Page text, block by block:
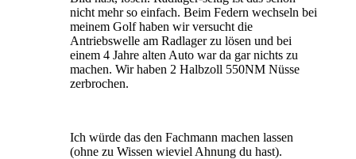
nicht mehr so einfach. Beim Federn wechseln bei
meinem Golf haben wir versucht die
Antriebswelle am Radlager zu lösen und bei
einem 4 Jahre alten Auto war da gar nichts zu
machen. Wir haben 2 Halbzoll 550NM Nüsse
zerbrochen.
Ich würde das den Fachmann machen lassen
(ohne zu Wissen wieviel Ahnung du hast).